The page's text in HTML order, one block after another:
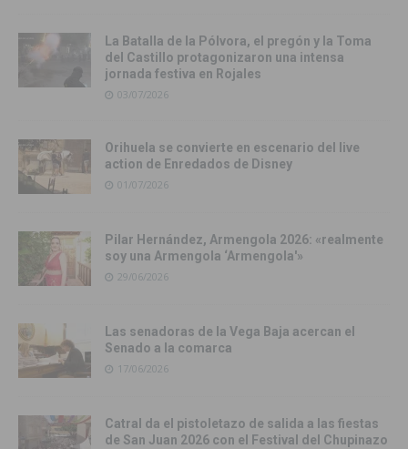
La Batalla de la Pólvora, el pregón y la Toma
del Castillo protagonizaron una intensa
jornada festiva en Rojales
03/07/2026
Orihuela se convierte en escenario del live
action de Enredados de Disney
01/07/2026
Pilar Hernández, Armengola 2026: «realmente
soy una Armengola ‘Armengola'»
29/06/2026
Las senadoras de la Vega Baja acercan el
Senado a la comarca
17/06/2026
Catral da el pistoletazo de salida a las fiestas
de San Juan 2026 con el Festival del Chupinazo